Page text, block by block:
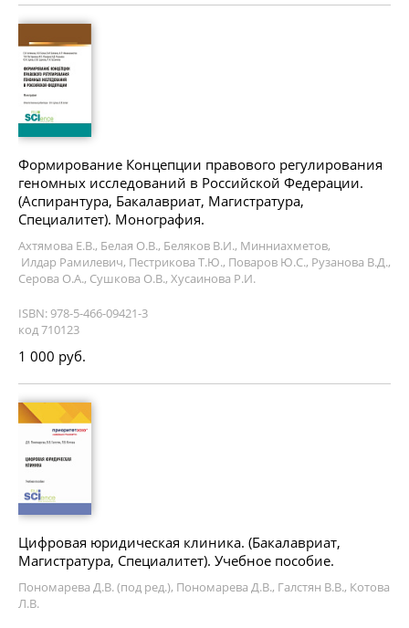
Формирование Концепции правового регулирования
геномных исследований в Российской Федерации.
(Аспирантура, Бакалавриат, Магистратура,
Специалитет). Монография.
Ахтямова Е.В., Белая О.В., Беляков В.И., Минниахметов,
Илдар Рамилевич, Пестрикова Т.Ю., Поваров Ю.С., Рузанова В.Д.,
Серова О.А., Сушкова О.В., Хусаинова Р.И.
ISBN: 978-5-466-09421-3
код 710123
1 000 руб.
Цифровая юридическая клиника. (Бакалавриат,
Магистратура, Специалитет). Учебное пособие.
Пономарева Д.В. (под ред.), Пономарева Д.В., Галстян В.В., Котова
Л.В.